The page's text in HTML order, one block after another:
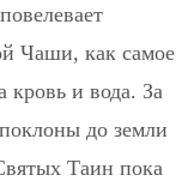
Чаши, как самое
кровь и вода. За
до земли
Таин пока